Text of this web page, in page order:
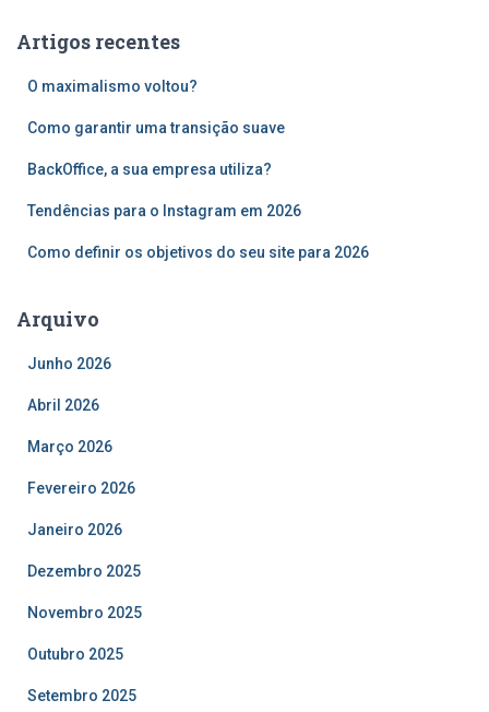
iArtigos recentes
O maximalismo voltou?
Como garantir uma transição suave
BackOffice, a sua empresa utiliza?
Tendências para o Instagram em 2026
Como definir os objetivos do seu site para 2026
Arquivo
Junho 2026
Abril 2026
Março 2026
Fevereiro 2026
Janeiro 2026
Dezembro 2025
Novembro 2025
Outubro 2025
Setembro 2025